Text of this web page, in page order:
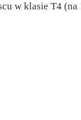
w klasie T4 (na